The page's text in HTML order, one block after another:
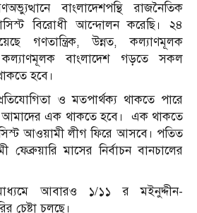
বাংলাদেশপন্থি রাজনৈতিক
বিরোধী আন্দোলন করেছি। ২৪
গণতান্ত্রিক, উন্নত, কল্যাণমূলক
বাংলাদেশ গড়তে সকল
হবে।
ও মতপার্থক্য থাকতে পারে
আমাদের এক থাকতে হবে। এক থাকতে
আওয়ামী লীগ ফিরে আসবে। পতিত
ফেব্রুয়ারি মাসের নির্বাচন বানচালের
মাধ্যমে আবারও ১/১১ র মইনুদ্দীন-
চেষ্টা চলছে।